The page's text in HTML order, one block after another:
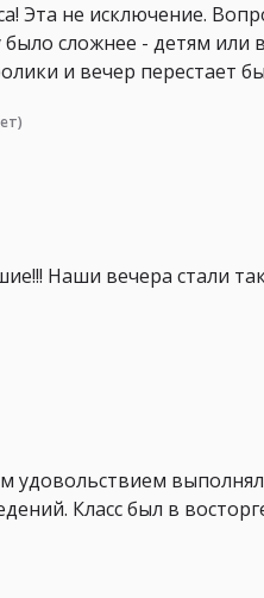
Эта не исключение.
сложнее - детям или
и вечер перестает
Наши вечера стали
удовольствием
Класс был в